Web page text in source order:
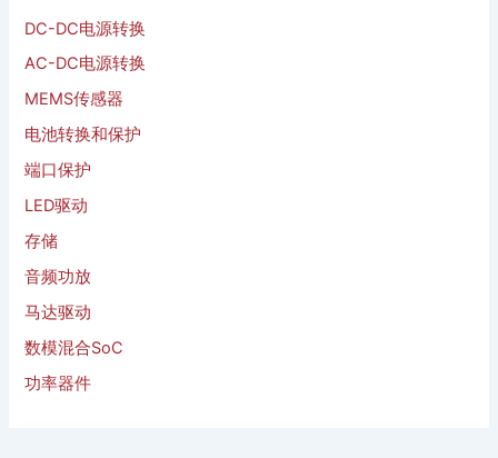
DC-DC电源转换
AC-DC电源转换
MEMS传感器
电池转换和保护
端口保护
LED驱动
存储
音频功放
马达驱动
数模混合SoC
功率器件